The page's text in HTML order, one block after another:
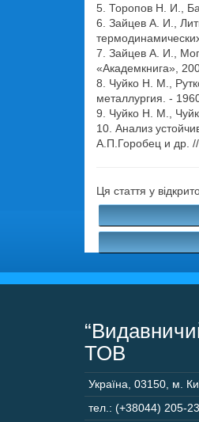
5. Торопов Н. И.,
6. Зайцев А. И.,
7. Зайцев А. И.,
«Академкнига»,
8. Чуйко Н. М.,
металлургия. -
9. Чуйко Н. М.,
10. Анализ
А.П.Горобец и др.
Ця стаття у
ТОВ
Україна 03150 м.
тел.: (+38044) 205-